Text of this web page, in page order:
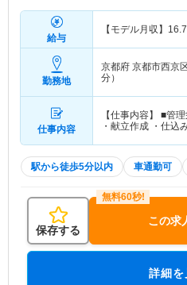
給与
【モデル月収】 16.7
勤務地
京都府 京都市西京
分）
仕事内容
【仕事内容】 ■管
・献立作成 ・仕込
駅から徒歩5分以内 車通勤可
保存する
この求
詳細を